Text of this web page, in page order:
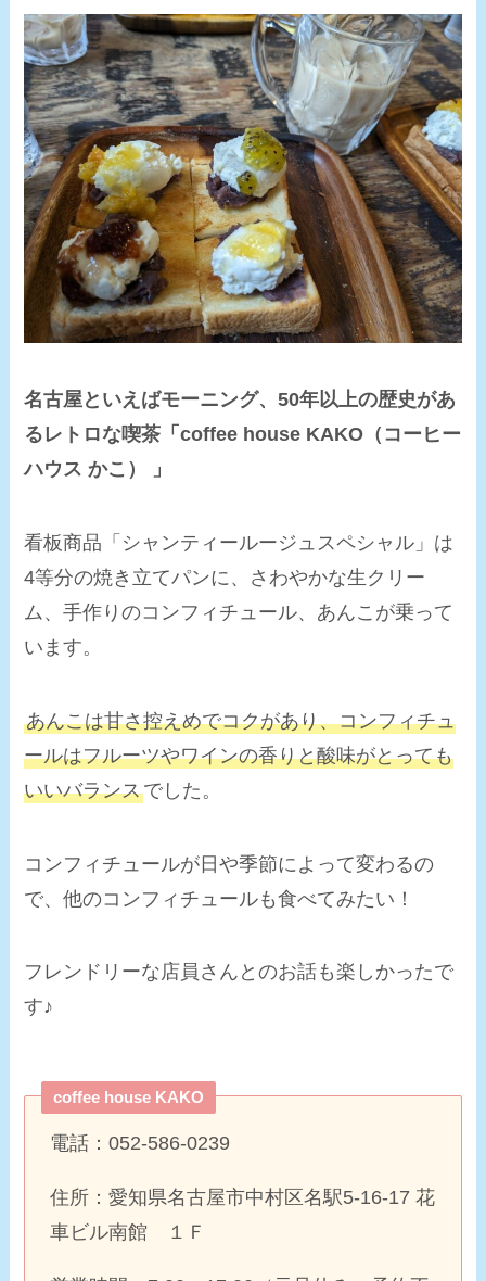
名古屋といえばモーニング、50年以上の歴史があ
るレトロな喫茶「coffee house KAKO（コーヒー
ハウス かこ） 」
看板商品「シャンティールージュスペシャル」は
4等分の焼き立てパンに、さわやかな生クリー
ム、手作りのコンフィチュール、あんこが乗って
います。
あんこは甘さ控えめでコクがあり、コンフィチュ
ールはフルーツやワインの香りと酸味がとっても
いいバランスでした。
コンフィチュールが日や季節によって変わるの
で、他のコンフィチュールも食べてみたい！
フレンドリーな店員さんとのお話も楽しかったで
す♪
coffee house KAKO
電話：052-586-0239
住所：愛知県名古屋市中村区名駅5-16-17 花
車ビル南館 １Ｆ